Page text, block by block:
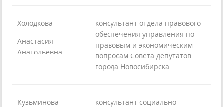
Холодкова
Анастасия
Анатольевна
-
консультант отдела правового
обеспечения управления по
правовым и экономическим
вопросам Совета депутатов
города Новосибирска
Кузьминова
-
консультант социально-